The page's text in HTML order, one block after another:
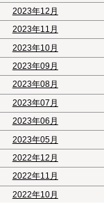
2023年12月
2023年11月
2023年10月
2023年09月
2023年08月
2023年07月
2023年06月
2023年05月
2022年12月
2022年11月
2022年10月